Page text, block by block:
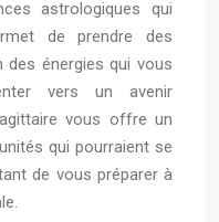
astrologiques qui
de prendre des
énergies qui vous
vers un avenir
vous offre un
qui pourraient se
de vous préparer à